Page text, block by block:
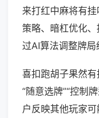
来打红中麻将有
策略、暗杠优化
过AI算法调整牌局
喜扣跑胡子果然
“随意选牌”“控制
户反映其他玩家可